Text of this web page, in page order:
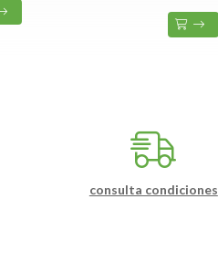
consulta condiciones